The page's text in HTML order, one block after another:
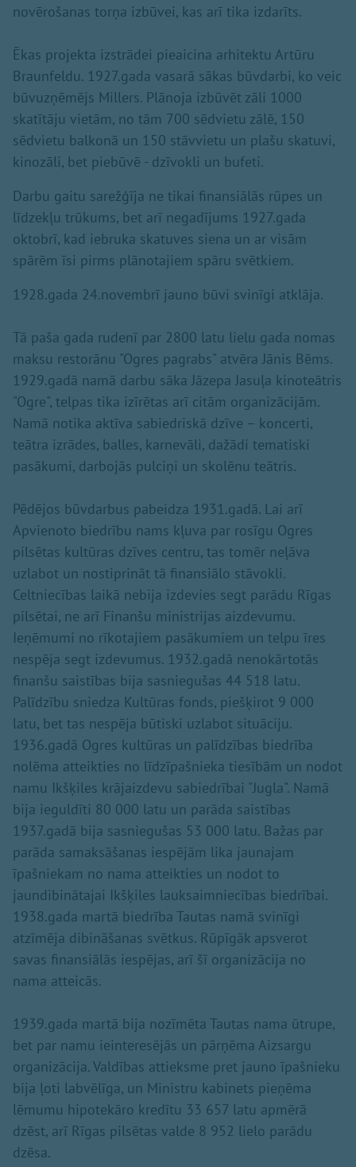
novērošanas torņa izbūvei, kas arī tika izdarīts.
Ēkas projekta izstrādei pieaicina arhitektu Artūru
Braunfeldu. 1927.gada vasarā sākas būvdarbi, ko veic
būvuzņēmējs Millers. Plānoja izbūvēt zāli 1000
skatītāju vietām, no tām 700 sēdvietu zālē, 150
sēdvietu balkonā un 150 stāvvietu un plašu skatuvi,
kinozāli, bet piebūvē - dzīvokli un bufeti.
Darbu gaitu sarežģīja ne tikai finansiālās rūpes un
līdzekļu trūkums, bet arī negadījums 1927.gada
oktobrī, kad iebruka skatuves siena un ar visām
spārēm īsi pirms plānotajiem spāru svētkiem.
1928.gada 24.novembrī jauno būvi svinīgi atklāja.
Tā paša gada rudenī par 2800 latu lielu gada nomas
maksu restorānu "Ogres pagrabs" atvēra Jānis Bēms.
1929.gadā namā darbu sāka Jāzepa Jasuļa kinoteātris
"Ogre", telpas tika izīrētas arī citām organizācijām.
Namā notika aktīva sabiedriskā dzīve – koncerti,
teātra izrādes, balles, karnevāli, dažādi tematiski
pasākumi, darbojās pulciņi un skolēnu teātris.
Pēdējos būvdarbus pabeidza 1931.gadā. Lai arī
Apvienoto biedrību nams kļuva par rosīgu Ogres
pilsētas kultūras dzīves centru, tas tomēr neļāva
uzlabot un nostiprināt tā finansiālo stāvokli.
Celtniecības laikā nebija izdevies segt parādu Rīgas
pilsētai, ne arī Finanšu ministrijas aizdevumu.
Ieņēmumi no rīkotajiem pasākumiem un telpu īres
nespēja segt izdevumus. 1932.gadā nenokārtotās
finanšu saistības bija sasniegušas 44 518 latu.
Palīdzību sniedza Kultūras fonds, piešķirot 9 000
latu, bet tas nespēja būtiski uzlabot situāciju.
1936.gadā Ogres kultūras un palīdzības biedrība
nolēma atteikties no līdzīpašnieka tiesībām un nodot
namu Ikšķiles krājaizdevu sabiedrībai "Jugla". Namā
bija ieguldīti 80 000 latu un parāda saistības
1937.gadā bija sasniegušas 53 000 latu. Bažas par
parāda samaksāšanas iespējām lika jaunajam
īpašniekam no nama atteikties un nodot to
jaundibinātajai Ikšķiles lauksaimniecības biedrībai.
1938.gada martā biedrība Tautas namā svinīgi
atzīmēja dibināšanas svētkus. Rūpīgāk apsverot
savas finansiālās iespējas, arī šī organizācija no
nama atteicās.
1939.gada martā bija nozīmēta Tautas nama ūtrupe,
bet par namu ieinteresējās un pārņēma Aizsargu
organizācija. Valdības attieksme pret jauno īpašnieku
bija ļoti labvēlīga, un Ministru kabinets pieņēma
lēmumu hipotekāro kredītu 33 657 latu apmērā
dzēst, arī Rīgas pilsētas valde 8 952 lielo parādu
dzēsa.